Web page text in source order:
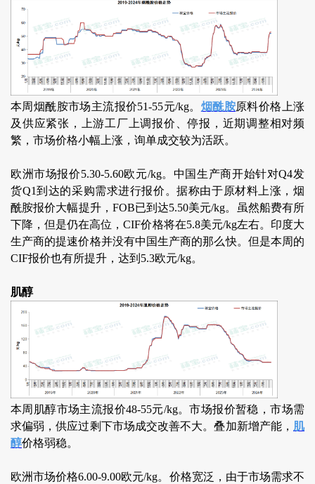
本周烟酰胺市场主流报价51-55元/kg。 烟酰胺原料价格上涨
及供应紧张，上游工厂上调报价、停报，近期调整相对频
繁，市场价格小幅上涨，询单成交较为活跃。
欧洲市场报价5.30-5.60欧元/kg。中国生产商开始针对Q4发
货Q1到达的采购需求进行报价。据称由于原材料上涨，烟
酰胺报价大幅提升，FOB已到达5.50美元/kg。虽然船费有所
下降，但是仍在高位，CIF价格将在5.8美元/kg左右。印度大
生产商的提速价格并没有中国生产商的那么快。但是本周的
CIF报价也有所提升，达到5.3欧元/kg。
肌醇
本周肌醇市场主流报价48-55元/kg。市场报价暂稳，市场需
求偏弱，供应过剩下市场成交改善不大。叠加新增产能， 肌
醇价格弱稳。
欧洲市场价格6.00-9.00欧元/kg。价格宽泛，由于市场需求不